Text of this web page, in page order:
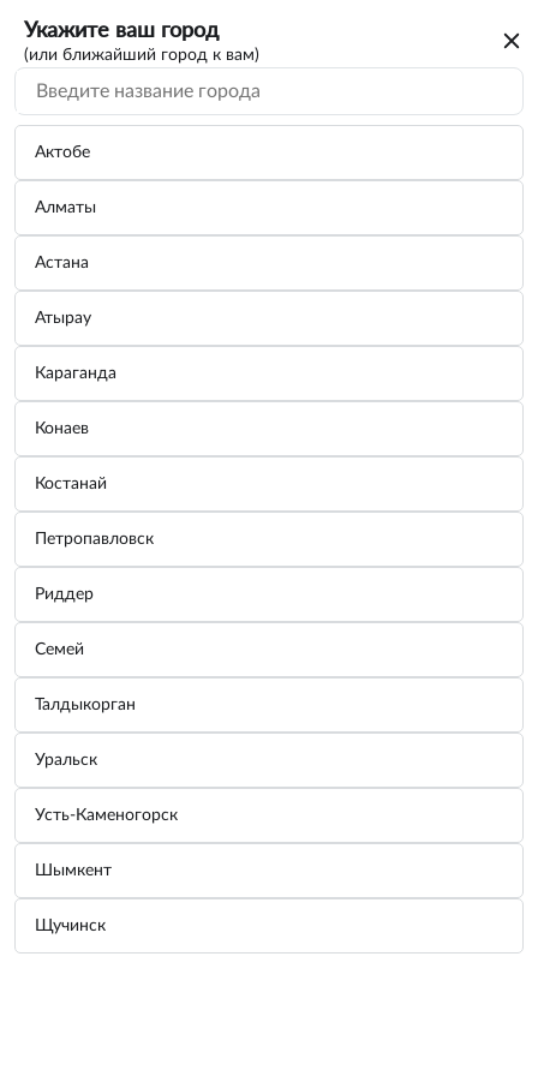
Укажите ваш город
(или ближайший город к вам)
Актобе
Алматы
Астана
Атырау
Караганда
Конаев
Костанай
Петропавловск
Риддер
Семей
Талдыкорган
Уральск
Усть-Каменогорск
Шымкент
Щучинск
Лампа накаливания, 24V, 5W HELLA -
8GA002071-361
Бренд:AUTOPROFI
Узнать цену
Характеристики
Напряжение
Тип автолампы
R5W
Цоколь
Возможно, вас заинтересует